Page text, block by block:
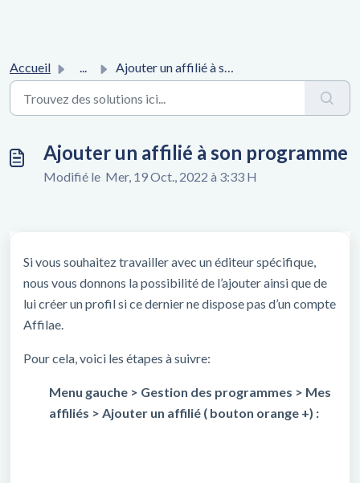
Accueil ... Ajouter un affilié à son programme
Ajouter un affilié à son programme
Modifié le Mer, 19 Oct., 2022 à 3:33 H
Si vous souhaitez travailler avec un éditeur spécifique,
nous vous donnons la possibilité de l’ajouter ainsi que de
lui créer un profil si ce dernier ne dispose pas d’un compte
Affilae.
Pour cela, voici les étapes à suivre:
Menu gauche > Gestion des programmes > Mes
affiliés > Ajouter un affilié ( bouton orange +) :